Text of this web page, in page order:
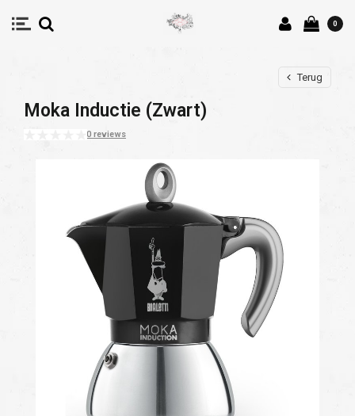
0
Terug
Moka Inductie (Zwart)
0 reviews